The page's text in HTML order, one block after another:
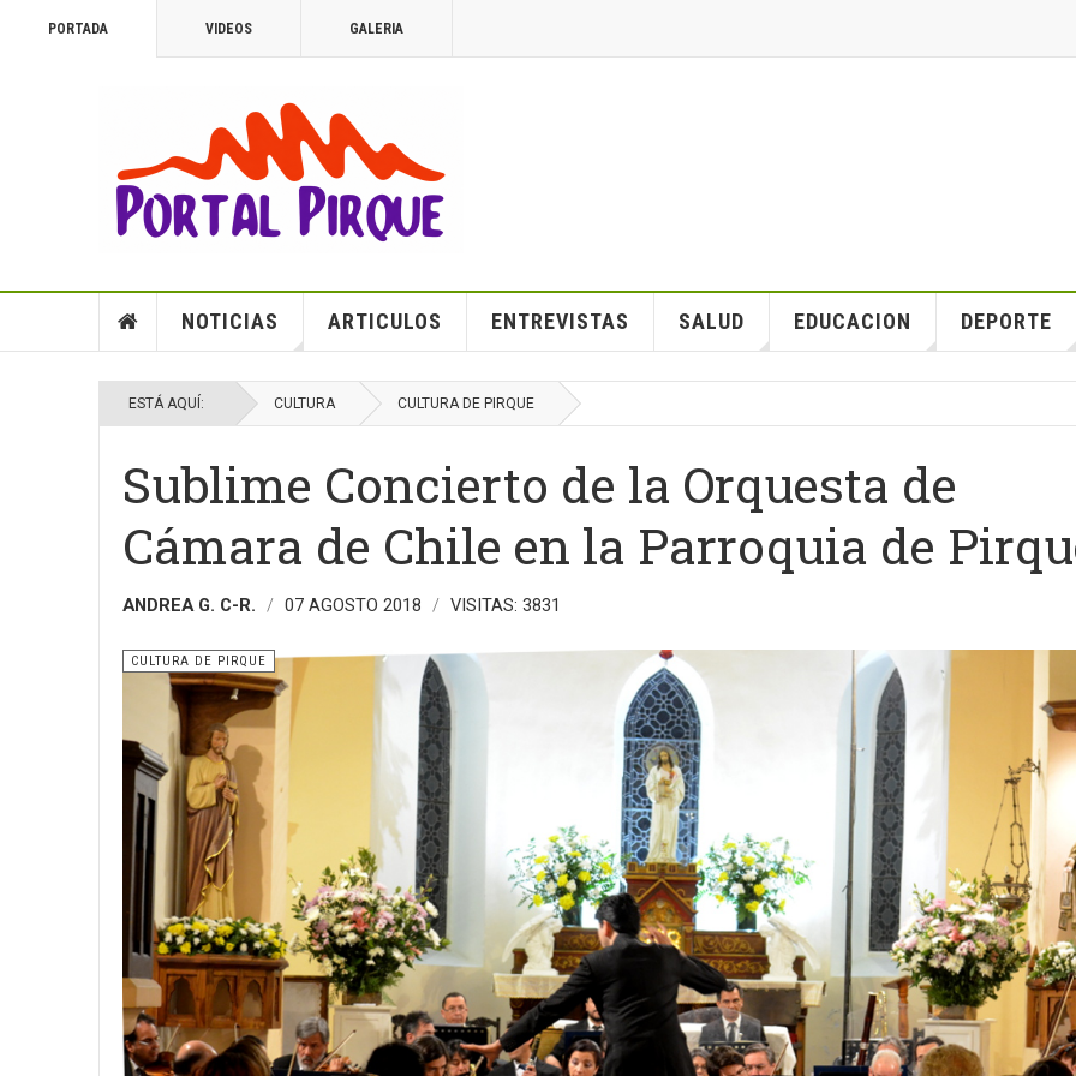
PORTADA VIDEOS GALERIA
NOTICIAS ARTICULOS ENTREVISTAS SALUD EDUCACION DEPORTE
ESTÁ AQUÍ: CULTURA CULTURA DE PIRQUE
Sublime Concierto de la Orquesta de
Cámara de Chile en la Parroquia de
ANDREA G. C-R. 07 AGOSTO 2018 VISITAS: 3831
CULTURA DE PIRQUE